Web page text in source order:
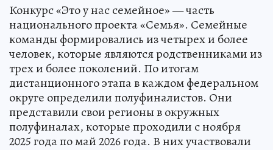
Конкурс «Это у нас семейное» — часть
национального проекта «Семья». Семейные
команды формировались из четырех и более
человек, которые являются родственниками из
трех и более поколений. По итогам
дистанционного этапа в каждом федеральном
округе определили полуфиналистов. Они
представили свои регионы в окружных
полуфиналах, которые проходили с ноября
2025 года по май 2026 года. В них участвовали